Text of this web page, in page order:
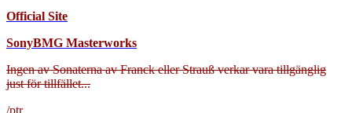
Official Site
SonyBMG Masterworks
Ingen av Sonaterna av Franck eller Strauß verkar vara tillgänglig
just för tillfället...
/ptr